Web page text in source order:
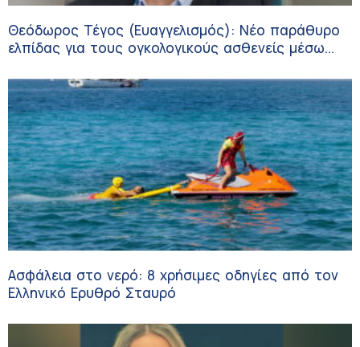
Θεόδωρος Τέγος (Ευαγγελισμός): Νέο παράθυρο
ελπίδας για τους ογκολογικούς ασθενείς μέσω
Ασφάλεια στο νερό: 8 χρήσιμες οδηγίες από τον
Ελληνικό Ερυθρό Σταυρό